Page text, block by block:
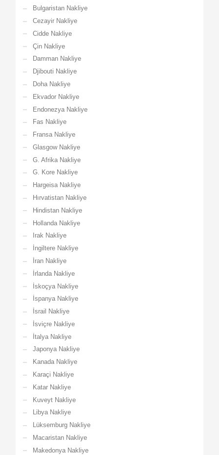
Bulgaristan Nakliye
Cezayir Nakliye
Cidde Nakliye
Çin Nakliye
Damman Nakliye
Djibouti Nakliye
Doha Nakliye
Ekvador Nakliye
Endonezya Nakliye
Fas Nakliye
Fransa Nakliye
Glasgow Nakliye
G. Afrika Nakliye
G. Kore Nakliye
Hargeisa Nakliye
Hırvatistan Nakliye
Hindistan Nakliye
Hollanda Nakliye
Irak Nakliye
İngiltere Nakliye
İran Nakliye
İrlanda Nakliye
İskoçya Nakliye
İspanya Nakliye
İsrail Nakliye
İsviçre Nakliye
İtalya Nakliye
Japonya Nakliye
Kanada Nakliye
Karaçi Nakliye
Katar Nakliye
Kuveyt Nakliye
Libya Nakliye
Lüksemburg Nakliye
Macaristan Nakliye
Makedonya Nakliye